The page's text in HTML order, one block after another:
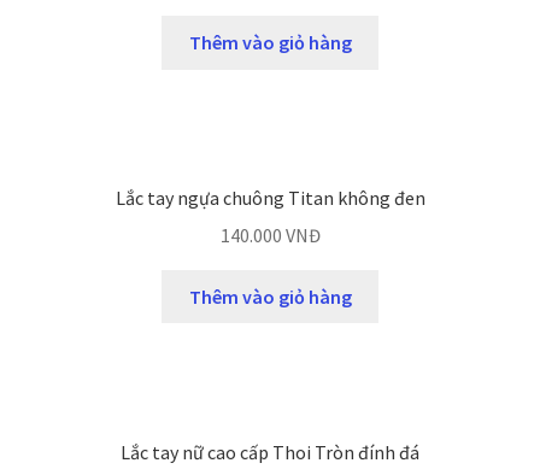
Thêm vào giỏ hàng
Lắc tay ngựa chuông Titan không đen
140.000 VNĐ
Thêm vào giỏ hàng
Lắc tay nữ cao cấp Thoi Tròn đính đá